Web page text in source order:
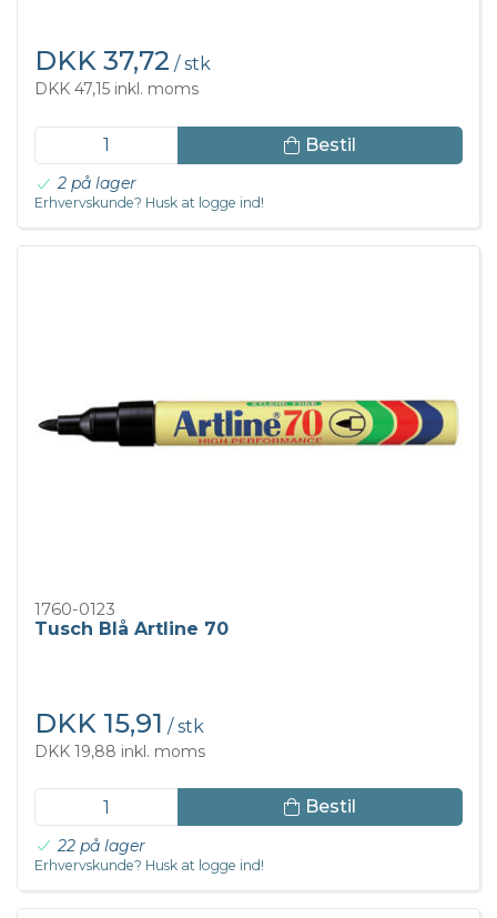
DKK 37,72 / stk
DKK 47,15 inkl. moms
Bestil
2 på lager
Erhvervskunde? Husk at logge ind!
1760-0123
Tusch Blå Artline 70
DKK 15,91 / stk
DKK 19,88 inkl. moms
Bestil
22 på lager
Erhvervskunde? Husk at logge ind!